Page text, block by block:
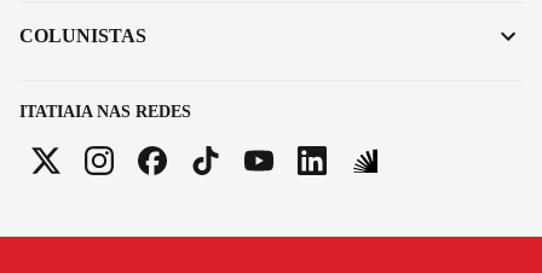
ITATIAIA NAS REDES
COLUNISTAS